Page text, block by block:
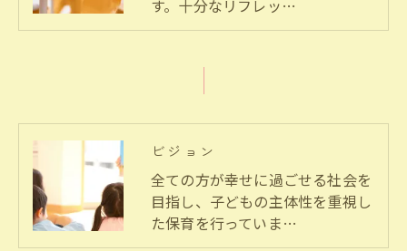
す。十分なリフレッ…
ビジョン
全ての方が幸せに過ごせる社会を
目指し、子どもの主体性を重視し
た保育を行っていま…